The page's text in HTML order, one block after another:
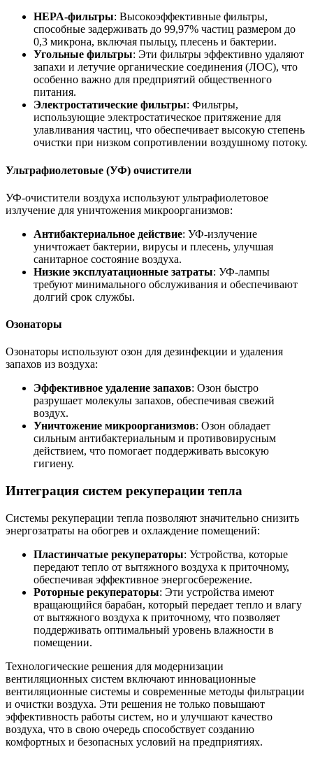
HEPA-фильтры: Высокоэффективные фильтры,
способные задерживать до 99,97% частиц размером до
0,3 микрона, включая пыльцу, плесень и бактерии.
Угольные фильтры: Эти фильтры эффективно удаляют
запахи и летучие органические соединения (ЛОС), что
особенно важно для предприятий общественного
питания.
Электростатические фильтры: Фильтры,
использующие электростатическое притяжение для
улавливания частиц, что обеспечивает высокую степень
очистки при низком сопротивлении воздушному потоку.
Ультрафиолетовые (УФ) очистители
УФ-очистители воздуха используют ультрафиолетовое
излучение для уничтожения микроорганизмов:
Антибактериальное действие: УФ-излучение
уничтожает бактерии, вирусы и плесень, улучшая
санитарное состояние воздуха.
Низкие эксплуатационные затраты: УФ-лампы
требуют минимального обслуживания и обеспечивают
долгий срок службы.
Озонаторы
Озонаторы используют озон для дезинфекции и удаления
запахов из воздуха:
Эффективное удаление запахов: Озон быстро
разрушает молекулы запахов, обеспечивая свежий
воздух.
Уничтожение микроорганизмов: Озон обладает
сильным антибактериальным и противовирусным
действием, что помогает поддерживать высокую
гигиену.
Интеграция систем рекуперации тепла
Системы рекуперации тепла позволяют значительно снизить
энергозатраты на обогрев и охлаждение помещений:
Пластинчатые рекуператоры: Устройства, которые
передают тепло от вытяжного воздуха к приточному,
обеспечивая эффективное энергосбережение.
Роторные рекуператоры: Эти устройства имеют
вращающийся барабан, который передает тепло и влагу
от вытяжного воздуха к приточному, что позволяет
поддерживать оптимальный уровень влажности в
помещении.
Технологические решения для модернизации
вентиляционных систем включают инновационные
вентиляционные системы и современные методы фильтрации
и очистки воздуха. Эти решения не только повышают
эффективность работы систем, но и улучшают качество
воздуха, что в свою очередь способствует созданию
комфортных и безопасных условий на предприятиях.